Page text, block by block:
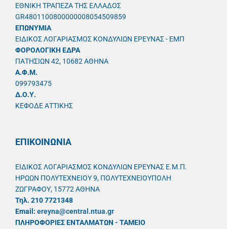
ΕΘΝΙΚΗ ΤΡΑΠΕΖΑ ΤΗΣ ΕΛΛΑΔΟΣ
GR4801100800000008054509859
ΕΠΩΝΥΜΙΑ
ΕΙΔΙΚΟΣ ΛΟΓΑΡΙΑΣΜΟΣ ΚΟΝΔΥΛΙΩΝ ΕΡΕΥΝΑΣ - ΕΜΠ
ΦΟΡΟΛΟΓΙΚΗ ΕΔΡΑ
ΠΑΤΗΣΙΩΝ 42, 10682 ΑΘΗΝΑ
A.Φ.Μ.
099793475
Δ.Ο.Υ.
ΚΕΦΟΔΕ ΑΤΤΙΚΗΣ
ΕΠΙΚΟΙΝΩΝΙΑ
ΕΙΔΙΚΟΣ ΛΟΓΑΡΙΑΣΜΟΣ ΚΟΝΔΥΛΙΩΝ ΕΡΕΥΝΑΣ Ε.Μ.Π.
ΗΡΩΩΝ ΠΟΛΥΤΕΧΝΕΙΟΥ 9, ΠΟΛΥΤΕΧΝΕΙΟΥΠΟΛΗ
ΖΩΓΡΑΦΟΥ, 15772 ΑΘΗΝΑ
Τηλ. 210 7721348
Email: ereyna@central.ntua.gr
ΠΛΗΡΟΦΟΡΙΕΣ ΕΝΤΑΛΜΑΤΩΝ - ΤΑΜΕΙΟ